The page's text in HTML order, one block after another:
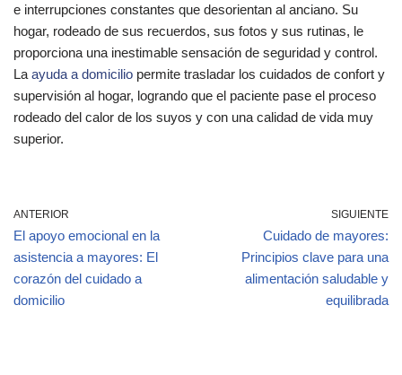
e interrupciones constantes que desorientan al anciano. Su
hogar, rodeado de sus recuerdos, sus fotos y sus rutinas, le
proporciona una inestimable sensación de seguridad y control.
La ayuda a domicilio permite trasladar los cuidados de confort y
supervisión al hogar, logrando que el paciente pase el proceso
rodeado del calor de los suyos y con una calidad de vida muy
superior.
ANTERIOR
El apoyo emocional en la
asistencia a mayores: El
corazón del cuidado a
domicilio
SIGUIENTE
Cuidado de mayores:
Principios clave para una
alimentación saludable y
equilibrada